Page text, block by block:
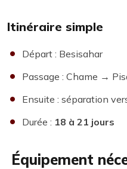
Itinéraire simple
Départ : Besisahar
Passage : Chame →
Ensuite : séparation
Durée : 18 à 21 jours
Équipement